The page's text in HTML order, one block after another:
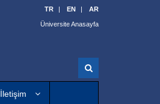
TR EN AR
Üniversite Anasayfa
r
İletişim